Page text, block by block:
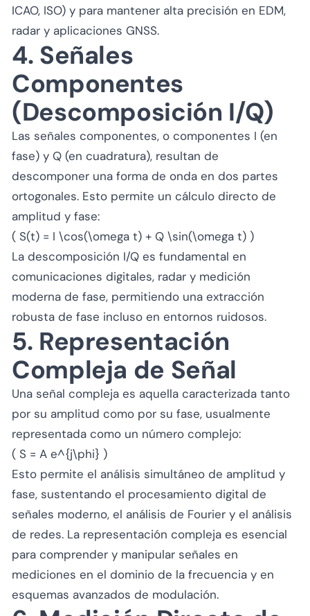
ICAO, ISO) y para mantener alta precisión en EDM,
radar y aplicaciones GNSS.
4. Señales
Componentes
(Descomposición I/Q)
Las señales componentes, o componentes I (en
fase) y Q (en cuadratura), resultan de
descomponer una forma de onda en dos partes
ortogonales. Esto permite un cálculo directo de
amplitud y fase:
( S(t) = I \cos(\omega t) + Q \sin(\omega t) )
La descomposición I/Q es fundamental en
comunicaciones digitales, radar y medición
moderna de fase, permitiendo una extracción
robusta de fase incluso en entornos ruidosos.
5. Representación
Compleja de Señal
Una señal compleja es aquella caracterizada tanto
por su amplitud como por su fase, usualmente
representada como un número complejo:
( S = A e^{j\phi} )
Esto permite el análisis simultáneo de amplitud y
fase, sustentando el procesamiento digital de
señales moderno, el análisis de Fourier y el análisis
de redes. La representación compleja es esencial
para comprender y manipular señales en
mediciones en el dominio de la frecuencia y en
esquemas avanzados de modulación.